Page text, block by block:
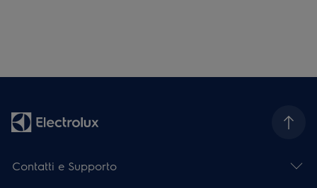
Contatti e Supporto